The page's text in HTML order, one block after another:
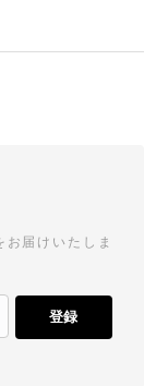
届けいたしま
登録